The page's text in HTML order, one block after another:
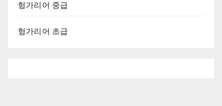
헝가리어 중급
헝가리어 초급